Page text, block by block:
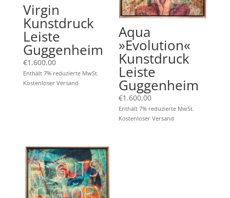
Virgin
Kunstdruck
Leiste
Guggenheim
€1.600,00
Enthält 7% reduzierte MwSt.
Kostenloser Versand
Aqua
»Evolution«
Kunstdruck
Leiste
Guggenheim
€1.600,00
Enthält 7% reduzierte MwSt.
Kostenloser Versand